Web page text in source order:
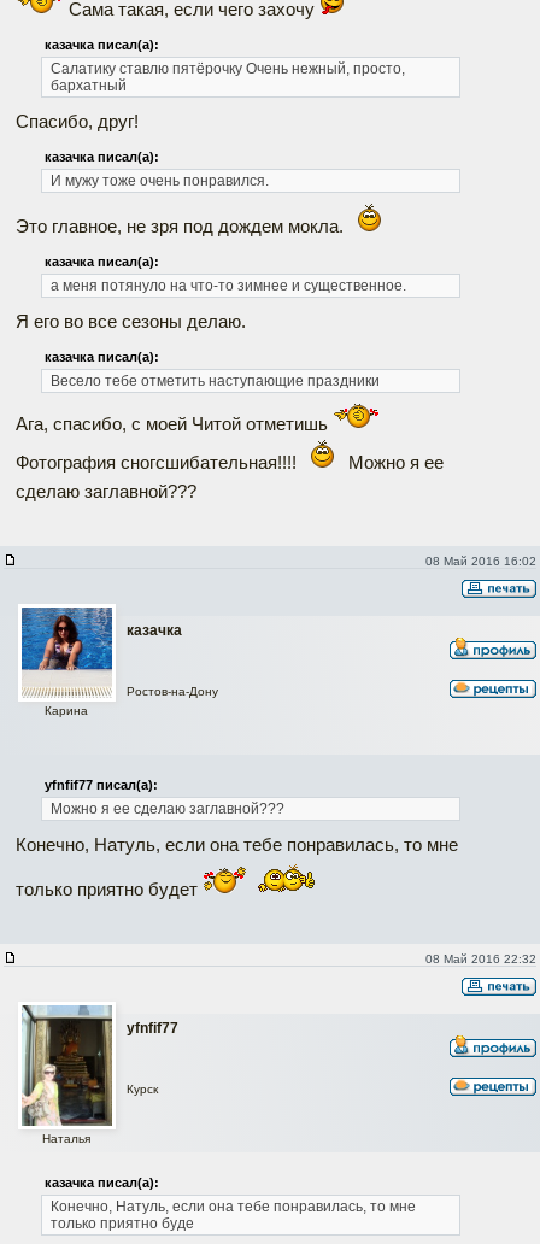
Сама такая, если чего захочу
казачка писал(а):
Салатику ставлю пятёрочку Очень нежный, просто,
бархатный
Спасибо, друг!
казачка писал(а):
И мужу тоже очень понравился.
Это главное, не зря под дождем мокла.
казачка писал(а):
а меня потянуло на что-то зимнее и существенное.
Я его во все сезоны делаю.
казачка писал(а):
Весело тебе отметить наступающие праздники
Ага, спасибо, с моей Читой отметишь
Фотография сногсшибательная!!!!
Можно я ее
сделаю заглавной???
08 Май 2016 16:02
казачка
Карина
Ростов-на-Дону
yfnfif77 писал(а):
Можно я ее сделаю заглавной???
Конечно, Натуль, если она тебе понравилась, то мне
только приятно будет
08 Май 2016 22:32
yfnfif77
Наталья
Курск
казачка писал(а):
Конечно, Натуль, если она тебе понравилась, то мне
только приятно буде